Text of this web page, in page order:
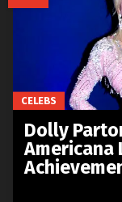
CELEBS
Dolly
Americana